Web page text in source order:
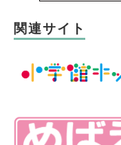
関連サイト